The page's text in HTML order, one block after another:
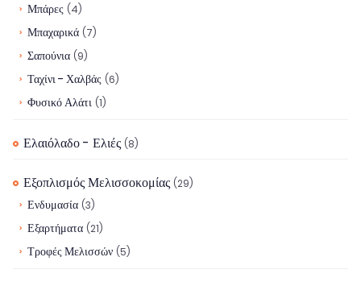
Μπάρες (4)
Μπαχαρικά (7)
Σαπούνια (9)
Ταχίνι - Χαλβάς (6)
Φυσικό Αλάτι (1)
Ελαιόλαδο - Ελιές (8)
Εξοπλισμός Μελισσοκομίας (29)
Ενδυμασία (3)
Εξαρτήματα (21)
Τροφές Μελισσών (5)